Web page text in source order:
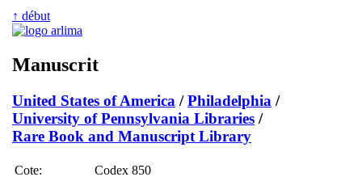
↑ début
Manuscrit
United States of America /Philadelphia /
University of Pennsylvania Libraries /
Rare Book and Manuscript Library
Cote:
Codex 850